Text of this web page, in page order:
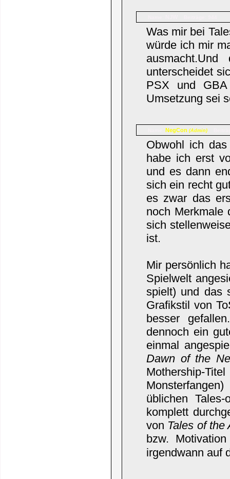
Was mir bei
würde ich mir
unterscheidet
PSX und
Umsetzung sei
NegCon (Admin)
Obwohl ich
habe ich erst
und es dann
sich ein recht
es zwar das
noch Merkmale
sich
ist.
Mir persönlich
Spielwelt
spielt) und das
Grafikstil von
besser
dennoch ein
einmal
Dawn of the
Mothership-
üblichen
komplett
von Tales of the
bzw.
irgendwann auf